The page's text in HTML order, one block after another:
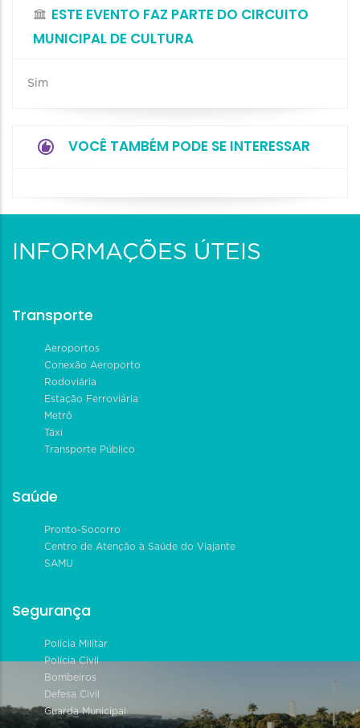
ESTE EVENTO FAZ PARTE DO CIRCUITO
MUNICIPAL DE CULTURA
Sim
VOCÊ TAMBÉM PODE SE INTERESSAR
INFORMAÇÕES ÚTEIS
Transporte
Aeroportos
Conexão Aeroporto
Rodoviária
Estação Ferroviária
Metrô
Táxi
Transporte Público
Saúde
Pronto-Socorro
Centro de Atenção à Saúde do Viajante
SAMU
Segurança
Polícia Militar
Polícia Civil
Bombeiros
Defesa Civil
Guarda Municipal